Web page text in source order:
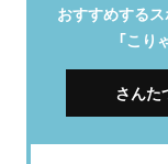
おすすめする
「こり
さんた